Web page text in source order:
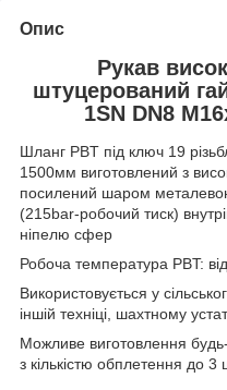
Опис
Рукав
штуцерований
1SN DN8
Шланг РВT під ключ 19
1500мм виготовлений з
посилений шаром
(215bar-робочий тиск)
ніпелю сфер
Робоча температура РВT:
Використовується у
іншій техніці, шахтному
Можливе виготовлення
з кількістю обплетення до 3